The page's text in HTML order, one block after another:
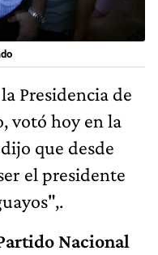
Presidencia de
votó hoy en la
que desde
el presidente
Nacional